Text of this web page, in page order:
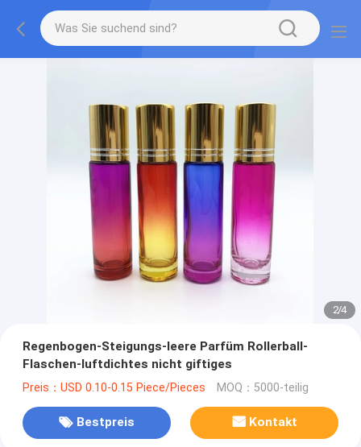
2/4
Regenbogen-Steigungs-leere Parfüm Rollerball-
Flaschen-luftdichtes nicht giftiges
Preis：USD 0.10-0.15 Piece/Pieces MOQ：5000-teilig
Bestpreis Kontakt